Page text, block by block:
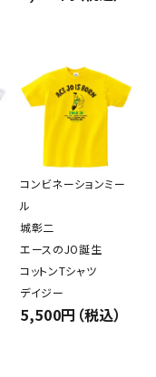
コンビネーションミー
ル
城彰二
エースのJO誕生
コットンTシャツ
デイジー
5,500円（税込）